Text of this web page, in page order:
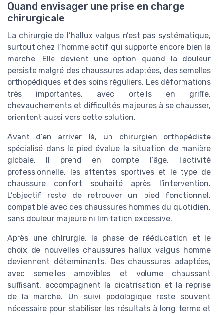
Quand envisager une prise en charge
chirurgicale
La chirurgie de l’hallux valgus n’est pas systématique,
surtout chez l’homme actif qui supporte encore bien la
marche. Elle devient une option quand la douleur
persiste malgré des chaussures adaptées, des semelles
orthopédiques et des soins réguliers. Les déformations
très importantes, avec orteils en griffe,
chevauchements et difficultés majeures à se chausser,
orientent aussi vers cette solution.
Avant d’en arriver là, un chirurgien orthopédiste
spécialisé dans le pied évalue la situation de manière
globale. Il prend en compte l’âge, l’activité
professionnelle, les attentes sportives et le type de
chaussure confort souhaité après l’intervention.
L’objectif reste de retrouver un pied fonctionnel,
compatible avec des chaussures hommes du quotidien,
sans douleur majeure ni limitation excessive.
Après une chirurgie, la phase de rééducation et le
choix de nouvelles chaussures hallux valgus homme
deviennent déterminants. Des chaussures adaptées,
avec semelles amovibles et volume chaussant
suffisant, accompagnent la cicatrisation et la reprise
de la marche. Un suivi podologique reste souvent
nécessaire pour stabiliser les résultats à long terme et